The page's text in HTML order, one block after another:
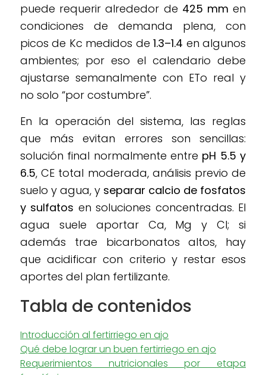
puede requerir alrededor de 425 mm en
condiciones de demanda plena, con
picos de Kc medidos de1.3–1.4 en algunos
ambientes; por eso el calendario debe
ajustarse semanalmente con ETo real y
no solo “por costumbre”.
En la operación del sistema, las reglas
que más evitan errores son sencillas:
solución final normalmente entre pH 5.5 y
6.5, CE total moderada, análisis previo de
suelo y agua, y separar calcio de fosfatos
y sulfatos en soluciones concentradas. El
agua suele aportar Ca, Mg y Cl; si
además trae bicarbonatos altos, hay
que acidificar con criterio y restar esos
aportes del plan fertilizante.
Tabla de contenidos
Introducción al fertirriego en ajo
Qué debe lograr un buen fertirriego en ajo
Requerimientos nutricionales por etapa